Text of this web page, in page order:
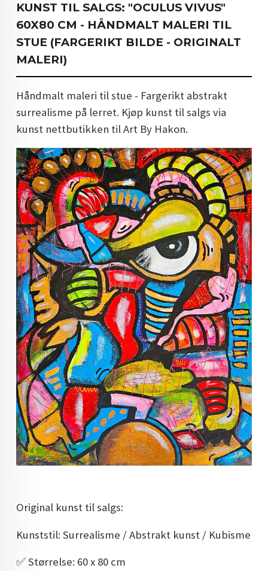
KUNSTNER BLOGG - EN KUNSTNERS DAGBOK
NORSK KUNST
DOPAMIN DECOR NORGE
KUNST TIL SALGS: "OCULUS VIVUS"
60X80 CM - HÅNDMALT MALERI TIL
STUE (FARGERIKT BILDE - ORIGINALT
MALERI)
Håndmalt maleri til stue - Fargerikt abstrakt
surrealisme på lerret. Kjøp kunst til salgs via
kunst nettbutikken til Art By Hakon.
Original kunst til salgs:
Kunststil: Surrealisme / Abstrakt kunst / Kubisme
✅️ Størrelse: 60 x 80 cm